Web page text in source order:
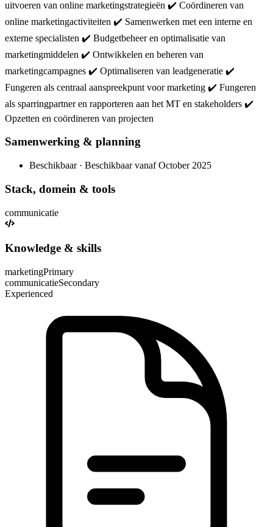
uitvoeren van online marketingstrategieën ✔️ Coördineren van
online marketingactiviteiten ✔️ Samenwerken met een interne en
externe specialisten ✔️ Budgetbeheer en optimalisatie van
marketingmiddelen ✔️ Ontwikkelen en beheren van
marketingcampagnes ✔️ Optimaliseren van leadgeneratie ✔️
Fungeren als centraal aanspreekpunt voor marketing ✔️ Fungeren
als sparringpartner en rapporteren aan het MT en stakeholders ✔️
Opzetten en coördineren van projecten
Samenwerking & planning
Beschikbaar · Beschikbaar vanaf October 2025
Stack, domein & tools
communicatie
Knowledge & skills
marketingPrimary
communicatieSecondary
Experienced